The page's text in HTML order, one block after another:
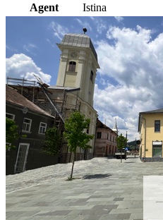
Agent
Istina